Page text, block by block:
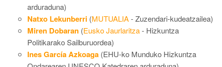
arduraduna)
Natxo Lekunberri (MUTUALIA- Zuzendari-kudeatzailea)
Miren Dobaran (Eusko Jaurlaritza- Hizkuntza
Politikarako Sailburuordea)
Ines García Azkoaga (EHU-ko Munduko Hizkuntza